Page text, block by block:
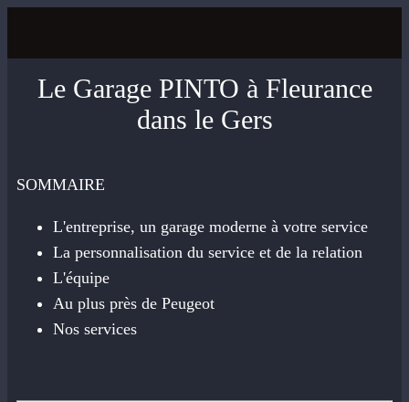
Le Garage PINTO à Fleurance
dans le Gers
SOMMAIRE
L'entreprise, un garage moderne à votre service
La personnalisation du service et de la relation
L'équipe
Au plus près de Peugeot
Nos services